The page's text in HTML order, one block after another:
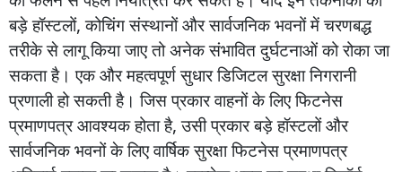
बड़ेहॉस्टलों,कोचिंगसंस्थानोंऔरसार्वजनिकभवनोंमेंचरणबद्ध
तरीकेसेलागूकियाजाएतोअनेकसंभावितदुर्घटनाओंकोरोकाजा
सकताहै। एकऔरमहत्वपूर्णसुधारडिजिटलसुरक्षानिगरानी
प्रणालीहोसकतीहै। जिसप्रकारवाहनोंकेलिएफिटनेस
प्रमाणपत्रआवश्यकहोताहै,उसीप्रकारबड़ेहॉस्टलोंऔर
सार्वजनिकभवनोंकेलिएवार्षिकसुरक्षाफिटनेसप्रमाणपत्र